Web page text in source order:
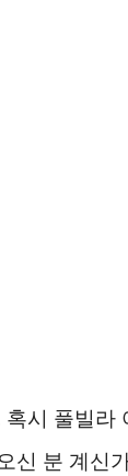
시 풀빌라
신 분 계신